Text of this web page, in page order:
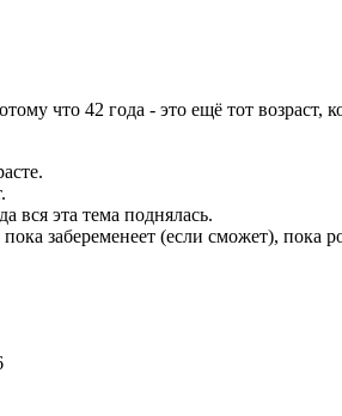
что 42 года - это ещё тот возраст,
вся эта тема поднялась.
забеременеет (если сможет), пока